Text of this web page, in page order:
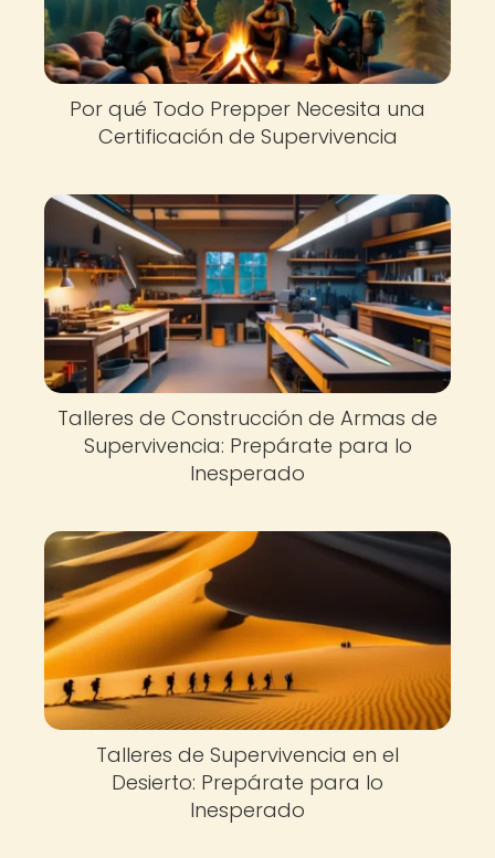
Por qué Todo Prepper Necesita una
Certificación de Supervivencia
Talleres de Construcción de Armas de
Supervivencia: Prepárate para lo
Inesperado
Talleres de Supervivencia en el
Desierto: Prepárate para lo
Inesperado